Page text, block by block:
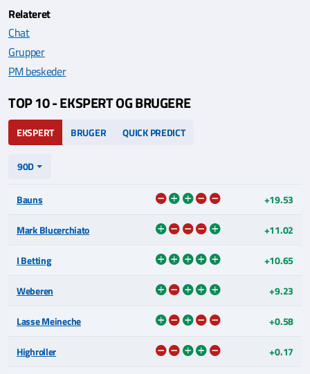
Relateret
Chat
Grupper
PM beskeder
TOP 10 - EKSPERT OG BRUGERE
EKSPERT BRUGER QUICK PREDICT
90D
Bauns +19.53
Mark Blucerchiato +11.02
I Betting +10.65
Weberen +9.23
Lasse Meineche +0.58
Highroller +0.17